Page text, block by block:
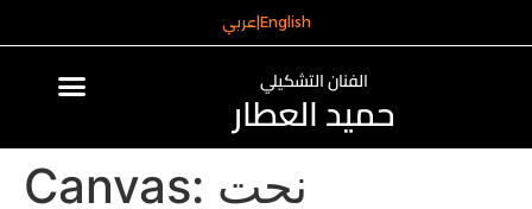
عربي| English
الفنان التشكيلي
حميد العطار
Canvas: نحت